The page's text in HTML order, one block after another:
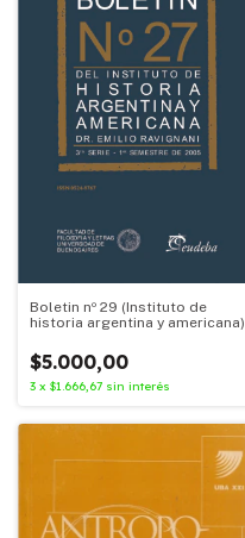
Boletin nº 29 (Instituto de
historia argentina y americana)
$5.000,00
3 x $1.666,67 sin interés